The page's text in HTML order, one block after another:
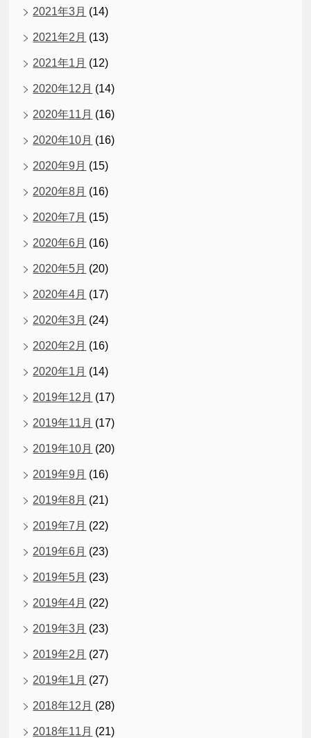
2021年3月 (14)
2021年2月 (13)
2021年1月 (12)
2020年12月 (14)
2020年11月 (16)
2020年10月 (16)
2020年9月 (15)
2020年8月 (16)
2020年7月 (15)
2020年6月 (16)
2020年5月 (20)
2020年4月 (17)
2020年3月 (24)
2020年2月 (16)
2020年1月 (14)
2019年12月 (17)
2019年11月 (17)
2019年10月 (20)
2019年9月 (16)
2019年8月 (21)
2019年7月 (22)
2019年6月 (23)
2019年5月 (23)
2019年4月 (22)
2019年3月 (23)
2019年2月 (27)
2019年1月 (27)
2018年12月 (28)
2018年11月 (21)